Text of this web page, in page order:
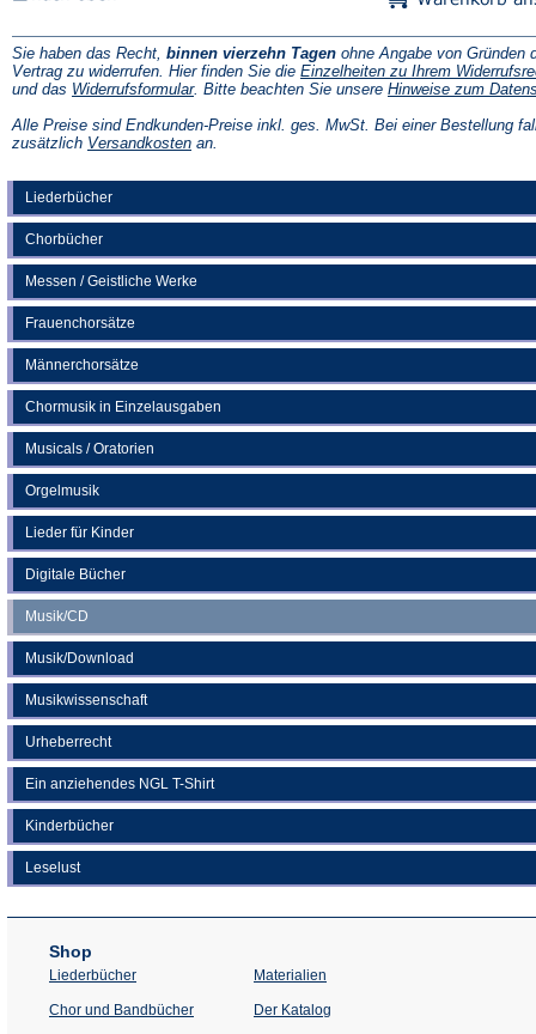
Liederbücher
Chorbücher
Messen / Geistliche Werke
Frauenchorsätze
Männerchorsätze
Chormusik in Einzelausgaben
Musicals / Oratorien
Orgelmusik
Lieder für Kinder
Digitale Bücher
Musik/CD
Musik/Download
Musikwissenschaft
Urheberrecht
Ein anziehendes NGL T-Shirt
Kinderbücher
Leselust
Sie haben das Recht, binnen vierzehn Tagen ohne Angabe von Gründen
Vertrag zu widerrufen. Hier finden Sie die Einzelheiten zu Ihrem
und das Widerrufsformular(Öffnet
einem
neuen
. Bitte beachten Sie unsere Hinweise zum
Alle Preise sind Endkunden-Preise inkl. ges. MwSt. Bei einer Bestellung
zusätzlich Versandkosten(Öffnet
an.
Shop
Liederbücher
Chor und Bandbücher
Materialien
Der Katalog